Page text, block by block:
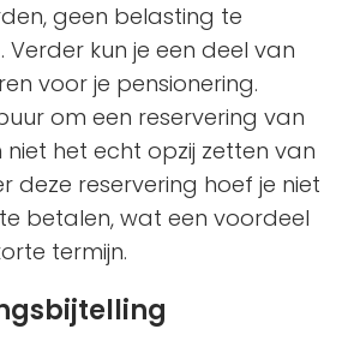
geen belasting te
kun je een deel van
voor je pensionering.
om een reservering van
niet het echt opzij zetten van
deze reservering hoef je niet
betalen, wat een voordeel
termijn.